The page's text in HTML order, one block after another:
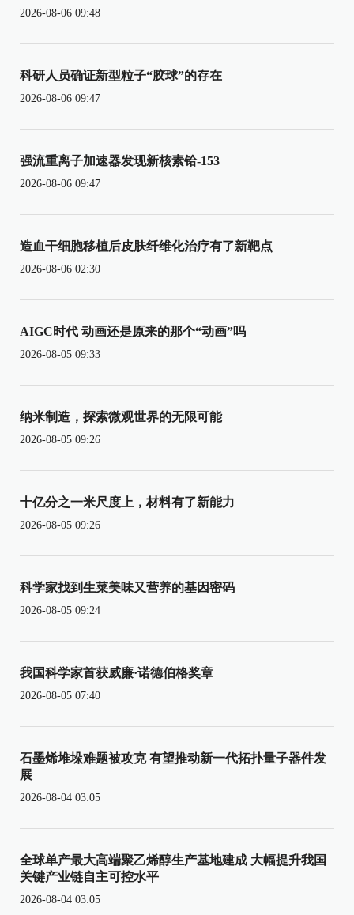
2026-08-06 09:48
科研人员确证新型粒子“胶球”的存在
2026-08-06 09:47
强流重离子加速器发现新核素铪-153
2026-08-06 09:47
造血干细胞移植后皮肤纤维化治疗有了新靶点
2026-08-06 02:30
AIGC时代 动画还是原来的那个“动画”吗
2026-08-05 09:33
纳米制造，探索微观世界的无限可能
2026-08-05 09:26
十亿分之一米尺度上，材料有了新能力
2026-08-05 09:26
科学家找到生菜美味又营养的基因密码
2026-08-05 09:24
我国科学家首获威廉·诺德伯格奖章
2026-08-05 07:40
石墨烯堆垛难题被攻克 有望推动新一代拓扑量子器件发
展
2026-08-04 03:05
全球单产最大高端聚乙烯醇生产基地建成 大幅提升我国
关键产业链自主可控水平
2026-08-04 03:05